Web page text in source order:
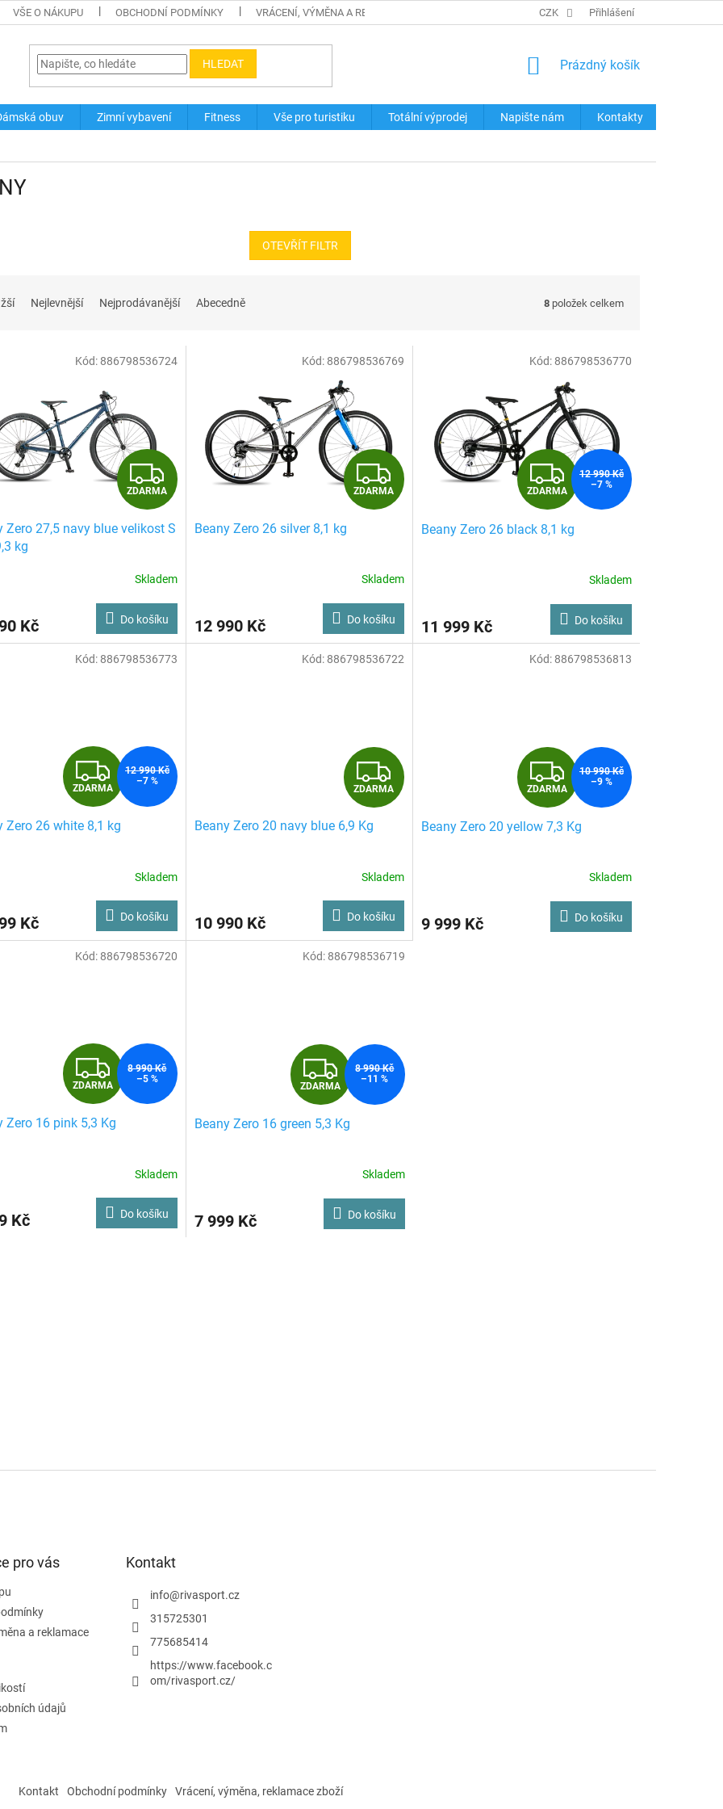
VŠE O NÁKUPU OBCHODNÍ PODMÍNKY VRÁCENÍ, VÝMĚNA A REKLAMACE ZBOŽÍ TABULKY VELIKOSTÍ
CZK Přihlášení
HLEDAT
NÁKUPNÍ
Prázdný košík
obuv Zimní vybavení Fitness Vše pro turistiku Totální výprodej Napište nám Kontakty
OTEVŘÍT FILTR
Nejlevnější Nejprodávanější Abecedně 8 položek celkem
Z
D
A
R
M
A
ZDARMA
Zero 27,5 navy blue velikost S
kg
Skladem
Kč Do košíku
Kód: 886798536724
Z
D
R
M
A
ZDARMA
Beany Zero 26 silver 8,1 kg
Skladem
12 990 Kč Do košíku
Kód: 886798536769
Z
D
A
M
A
ZDARMA
12 990 Kč
–7 %
Beany Zero 26 black 8,1 kg
Skladem
11 999 Kč Do košíku
Kód: 886798536770
Z
D
A
M
A
ZDARMA
12 990 Kč
–7 %
Zero 26 white 8,1 kg
Skladem
Kč Do košíku
Kód: 886798536773
Z
D
R
M
A
ZDARMA
Beany Zero 20 navy blue 6,9 Kg
Skladem
10 990 Kč Do košíku
Kód: 886798536722
Z
D
A
M
A
ZDARMA
10 990 Kč
–9 %
Beany Zero 20 yellow 7,3 Kg
Skladem
9 999 Kč Do košíku
Kód: 886798536813
Z
D
A
M
A
ZDARMA
8 990 Kč
–5 %
Zero 16 pink 5,3 Kg
Skladem
Kč Do košíku
Kód: 886798536720
Z
D
A
M
A
ZDARMA
8 990 Kč
–11 %
Beany Zero 16 green 5,3 Kg
Skladem
7 999 Kč Do košíku
Kód: 886798536719
ý
pro vás
a reklamace
údajů
Kontakt
info@rivasport.cz
315725301
775685414
https://www.facebook.c
om/rivasport.cz/
Kontakt Obchodní podmínky Vrácení, výměna, reklamace zboží